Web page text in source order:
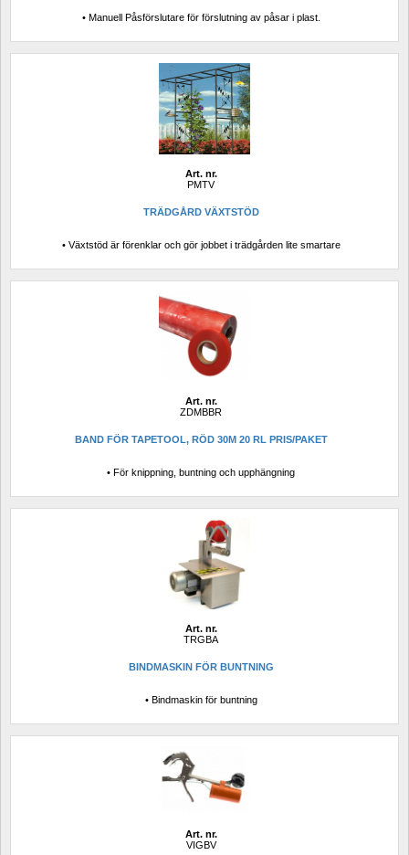
• Manuell Påsförslutare för förslutning av påsar i plast.
Art. nr.
PMTV
TRÄDGÅRD VÄXTSTÖD
• Växtstöd är förenklar och gör jobbet i trädgården lite smartare
Art. nr.
ZDMBBR
BAND FÖR TAPETOOL, RÖD 30M 20 RL PRIS/PAKET
• För knippning, buntning och upphängning
Art. nr.
TRGBA
BINDMASKIN FÖR BUNTNING
• Bindmaskin för buntning
Art. nr.
VIGBV